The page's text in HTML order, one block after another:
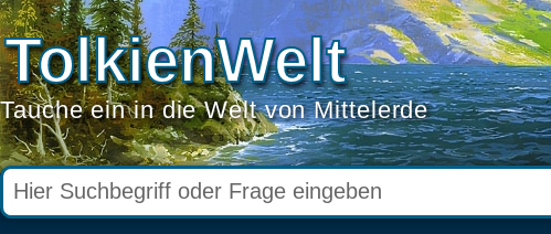
TolkienWelt
Tauche ein in die Welt von Mittelerde